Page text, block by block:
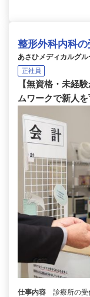
整形外科内科
あさひメディカルグル
正社員
【無資格・未経
ムワークで新人
仕事内容
診療所の